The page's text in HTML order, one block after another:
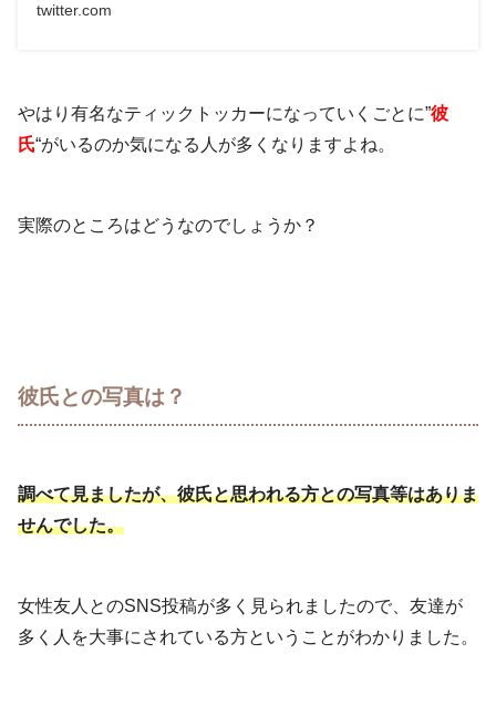
twitter.com
やはり有名なティックトッカーになっていくごとに”彼
氏“がいるのか気になる人が多くなりますよね。
実際のところはどうなのでしょうか？
彼氏との写真は？
調べて見ましたが、彼氏と思われる方との写真等はありま
せんでした。
女性友人とのSNS投稿が多く見られましたので、友達が
多く人を大事にされている方ということがわかりました。